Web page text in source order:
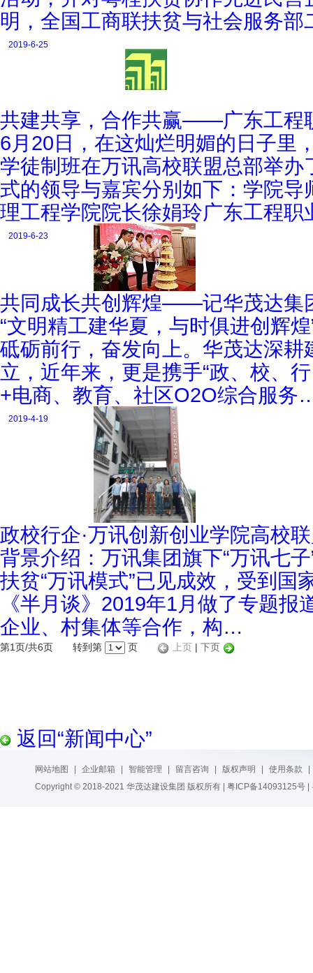
明，全国工商联扶贫与社会服务
2019-6-25
共建共享，合作共赢——广东工程
6月20日，在这灿烂明媚的日子里
学徒制班在万讯高校联盟总部举
式的领导与嘉宾分别如下：学院
理工程学院院长徐娟玲广东工程
2019-6-23
共同成长共创辉煌——记华茂达集
“文明精工建华夏，与时俱进创辉
砥砺前行，奋发向上。华茂达深
立，近年来，更是携手“政、校、
+电商、教育、社区O2O综合服务
2019-4-19
政校行企·万讯创新创业学院高
背景介绍：万讯集团旗下“万讯七
扶贫“万讯模式”已见成效，受到
《半月谈》2019年1月做了专题
企业、村集体等合作，构…
第1页/共6页 转到第 页 上页 | 下页
返回“新闻中心”
网站地图 企业邮箱 智能管理 留言咨询 版权声明 使用条款
Copyright © 2018-2021 华茂达建设集团 版权所有 | 粤ICP备14093125号